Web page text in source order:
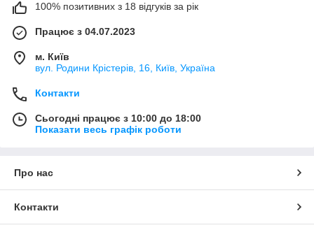
100% позитивних з 18 відгуків за рік
Працює з 04.07.2023
м. Київ
вул. Родини Крістерів, 16, Київ, Україна
Контакти
Сьогодні працює з 10:00 до 18:00
Показати весь графік роботи
Про нас
Контакти